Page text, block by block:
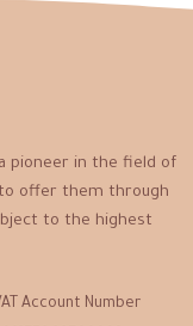
a pioneer in the field of
to offer them through
to the highest
Account Number